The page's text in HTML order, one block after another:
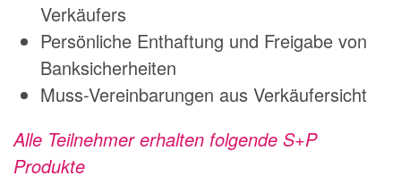
Verkäufers
Persönliche Enthaftung und Freigabe von
Banksicherheiten
Muss-Vereinbarungen aus Verkäufersicht
Alle Teilnehmer erhalten folgende S+P
Produkte